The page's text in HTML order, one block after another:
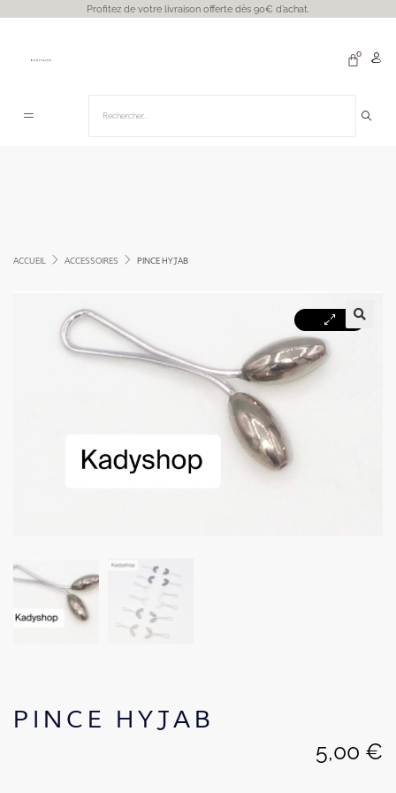
Profitez de votre livraison offerte dès 90€ d’achat.
ACCUEIL ACCESSOIRES PINCE HYJAB
PINCE HYJAB
5,00 €